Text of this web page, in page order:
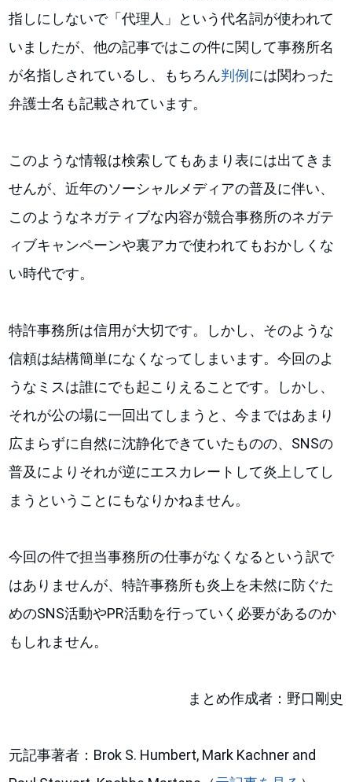
指しにしないで「代理人」という代名詞が使われて
いましたが、他の記事ではこの件に関して事務所名
が名指しされているし、もちろん判例 には関わった
弁護士名も記載されています。
このような情報は検索してもあまり表には出てきま
せんが、近年のソーシャルメディアの普及に伴い、
このようなネガティブな内容が競合事務所のネガテ
ィブキャンペーンや裏アカで使われてもおかしくな
い時代です。
特許事務所は信用が大切です。しかし、そのような
信頼は結構簡単になくなってしまいます。今回のよ
うなミスは誰にでも起こりえることです。しかし、
それが公の場に一回出てしまうと、今まではあまり
広まらずに自然に沈静化できていたものの、SNSの
普及によりそれが逆にエスカレートして炎上してし
まうということにもなりかねません。
今回の件で担当事務所の仕事がなくなるという訳で
はありませんが、特許事務所も炎上を未然に防ぐた
めのSNS活動やPR活動を行っていく必要があるのか
もしれません。
まとめ作成者：野口剛史
元記事著者：Brok S. Humbert, Mark Kachner and